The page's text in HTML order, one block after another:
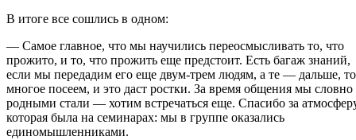
В итоге все сошлись в одном:
— Самое главное, что мы научились переосмысливать то, что
прожито, и то, что прожить еще предстоит. Есть багаж знаний,
если мы передадим его еще двум-трем людям, а те — дальше, то
многое посеем, и это даст ростки. За время общения мы словно
родными стали — хотим встречаться еще. Спасибо за
которая была на семинарах: мы в группе оказались
единомышленниками.